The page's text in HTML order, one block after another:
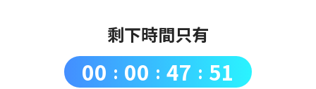
剩下時間只有
00 : 00 : 47 : 50